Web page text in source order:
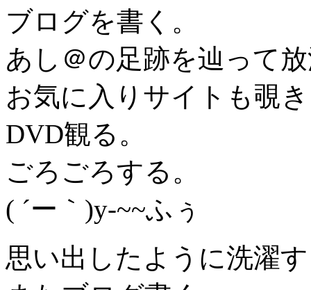
ブログを書く。
あし＠の足跡を辿って
お気に入りサイトも覗
DVD観る。
ごろごろする。
( ´ー｀)y-~~ふぅ
思い出したように洗濯